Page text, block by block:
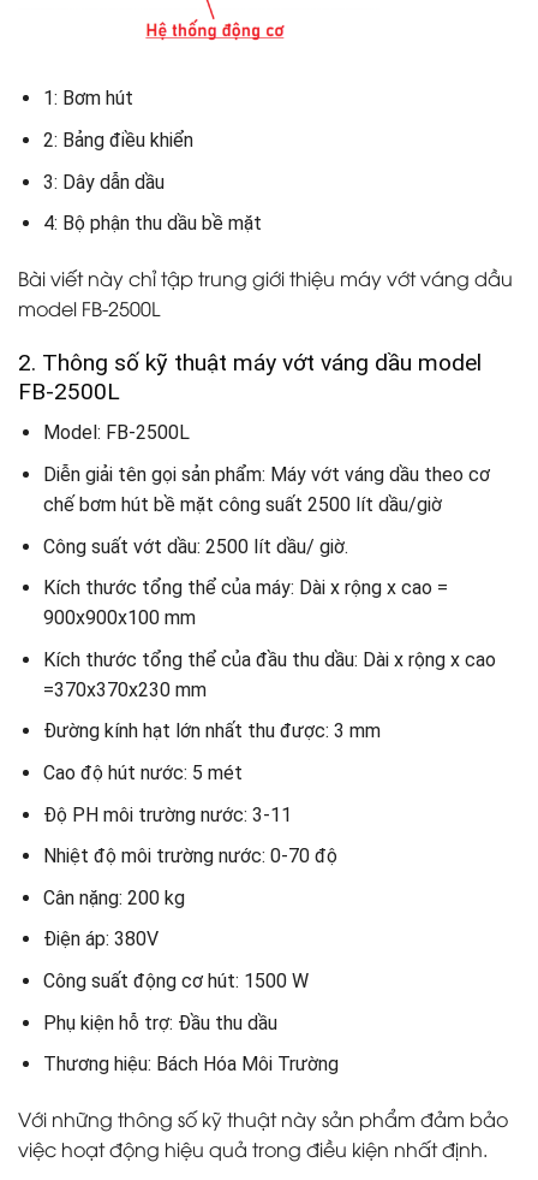
1: Bơm hút
2: Bảng điều khiển
3: Dây dẫn dầu
4: Bộ phận thu dầu bề mặt
Bài viết này chỉ tập trung giới thiệu máy vớt váng dầu
model FB-2500L
2. Thông số kỹ thuật máy vớt váng dầu model
FB-2500L
Model: FB-2500L
Diễn giải tên gọi sản phẩm: Máy vớt váng dầu theo cơ
chế bơm hút bề mặt công suất 2500 lít dầu/giờ
Công suất vớt dầu: 2500 lít dầu/ giờ.
Kích thước tổng thể của máy: Dài x rộng x cao =
900x900x100 mm
Kích thước tổng thể của đầu thu dầu: Dài x rộng x cao
=370x370x230 mm
Đường kính hạt lớn nhất thu được: 3 mm
Cao độ hút nước: 5 mét
Độ PH môi trường nước: 3-11
Nhiệt độ môi trường nước: 0-70 độ
Cân nặng: 200 kg
Điện áp: 380V
Công suất động cơ hút: 1500 W
Phụ kiện hỗ trợ: Đầu thu dầu
Thương hiệu: Bách Hóa Môi Trường
Với những thông số kỹ thuật này sản phẩm đảm bảo
việc hoạt động hiệu quả trong điều kiện nhất định.